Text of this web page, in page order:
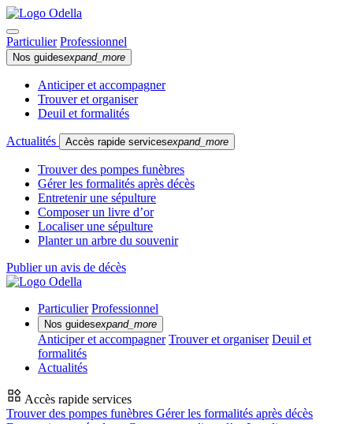
Particulier Professionnel
Nos guidesexpand_more
Anticiper et accompagner
Trouver et organiser
Deuil et formalités
Actualités Accès rapide servicesexpand_more
Trouver des pompes funèbres
Gérer les formalités après décès
Entretenir une sépulture
Composer un livre d’or
Localiser une sépulture
Planter un arbre du souvenir
Publier un avis de décès
Particulier Professionnel
Nos guidesexpand_more
Anticiper et accompagner Trouver et organiser Deuil et
formalités
Actualités
Accès rapide services
Trouver des pompes funèbres Gérer les formalités après décès